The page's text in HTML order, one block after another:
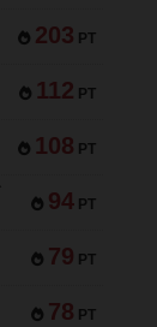
203 PT
112 PT
108 PT
94 PT
79 PT
78 PT